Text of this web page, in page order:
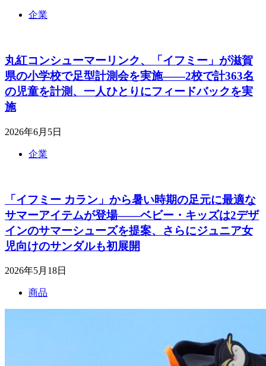
企業
丸紅コンシューマーリンク、「イフミー」が滋賀
県の小学校で足型計測会を実施――2校で計363名
の児童を計測、一人ひとりにフィードバックを実
施
2026年6月5日
企業
「イフミー カラン」から暑い時期の足元に最適な
サマーアイテムが登場――ベビー・キッズは2デザ
インのサマーシューズを提案、さらにジュニア女
児向けのサンダルも初展開
2026年5月18日
商品